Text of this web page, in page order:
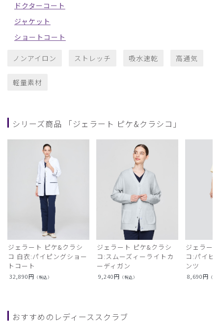
ドクターコート
ジャケット
ショートコート
ノンアイロン ストレッチ 吸水速乾 高通気
軽量素材
シリーズ商品 「ジェラート ピケ&クラシコ」
ジェラート ピケ&クラシ
コ 白衣:パイピングショー
トコート
32,890円 （税込）
ジェラート ピケ&クラシ
コ:スムーズィーライトカ
ーディガン
9,240円 （税込）
ジェラー
コ:パイピ
ンツ
8,690円 （税
おすすめのレディーススクラブ